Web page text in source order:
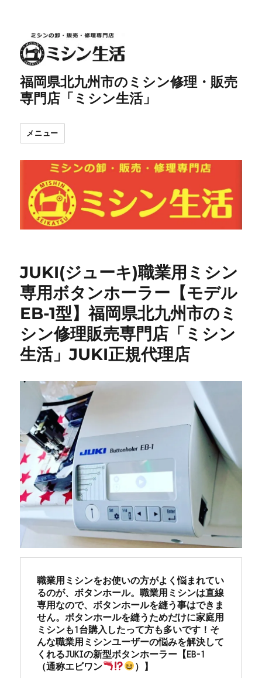
福岡県北九州市のミシン修理・販売
専門店「ミシン生活」
メニュー
JUKI(ジューキ)職業用ミシン
専用ボタンホーラー【モデル
EB-1型】福岡県北九州市のミ
シン修理販売専門店「ミシン
生活」JUKI正規代理店
職業用ミシンをお使いの方がよく悩まれてい
るのが、ボタンホール。職業用ミシンは直線
専用なので、ボタンホールを縫う事はできま
せん。ボタンホールを縫うためだけに家庭用
ミシンも1台購入したって方も多いです！そ
んな職業用ミシンユーザーの悩みを解決して
くれるJUKIの新型ボタンホーラー【EB-1
（通称エビワン
）】